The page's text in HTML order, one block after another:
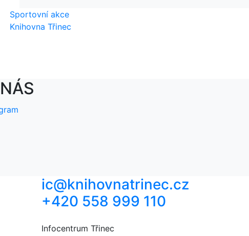
Sportovní akce
Knihovna Třinec
ic@knihovnatrinec.cz
+420 558 999 110
Infocentrum Třinec